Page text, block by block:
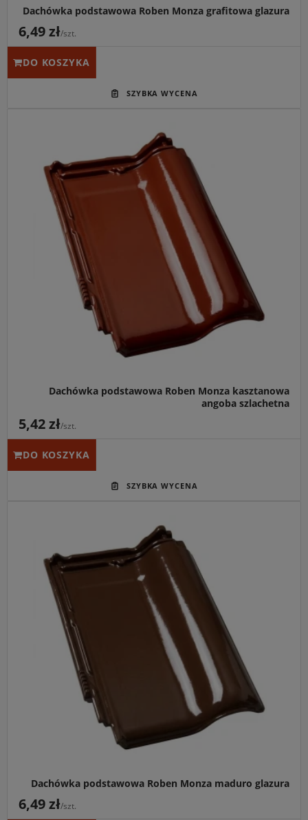
Dachówka podstawowa Roben Monza grafitowa glazura
6,49 zł/szt.
DO KOSZYKA
Główne przeznaczenie:Wysokiej klasy pokrycie dachów
spadzistych o głębokiej, ciepłej barwie kasztana.
Idealny do:
Domów jednorodzinnych, rezydencji oraz
budynków o tradycyjnej architekturze, gdzie liczy się
szlachetny wygląd i trwałość.
Kluczowa cecha:
Model Monza (dawniej Monza Plus) w
wersji Angoba Szlachetna łączy aksamitny połysk z
niskim zużyciem (od 9,4 szt./m²), co optymalizuje koszty
Dachówka podstawowa Roben Monza kasztanowa
angoba szlachetna
5,42 zł/szt.
DO KOSZYKA
Główne przeznaczenie:
Eleganckie i trwałe pokrycie
dachów spadzistych o głębokiej, brązowej kolorystyce.
Idealny do:
Domów w stylu klasycznym i
rezydencjonalnym, otoczonych zielenią oraz budynków
wymagających trwałej ochrony przed zabrudzeniami.
Kluczowa cecha:
Model Monza (znany wcześniej jako
Monza Plus) w wykończeniu Maduro Glazura oferuje
lustrzaną gładkość powierzchni i wyjątkowo niskie
zużycie od 9,4 szt./m².
Dachówka podstawowa Roben Monza maduro glazura
6,49 zł/szt.